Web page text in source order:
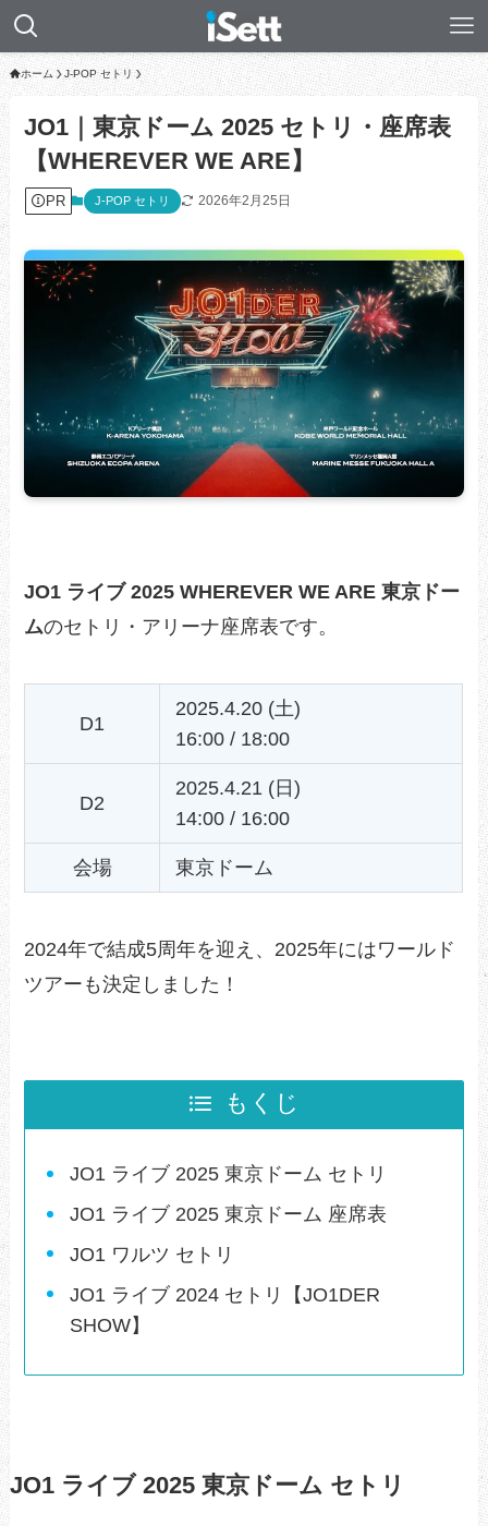
ホーム J-POP セトリ
JO1｜東京ドーム 2025 セトリ・座席表
【WHEREVER WE ARE】
PR J-POP セトリ 2026年2月25日
JO1 ライブ 2025 WHEREVER WE ARE 東京ドー
ムのセトリ・アリーナ座席表です。
D1
2025.4.20 (土)
16:00 / 18:00
D2
2025.4.21 (日)
14:00 / 16:00
会場 東京ドーム
2024年で結成5周年を迎え、2025年にはワールド
ツアーも決定しました！
もくじ
JO1 ライブ 2025 東京ドーム セトリ
JO1 ライブ 2025 東京ドーム 座席表
JO1 ワルツ セトリ
JO1 ライブ 2024 セトリ【JO1DER
SHOW】
JO1 ライブ 2025 東京ドーム セトリ